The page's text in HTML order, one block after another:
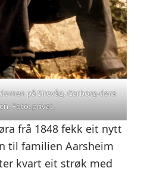
på Sirevåg. Garborg-døra
Foto: privat.
frå 1848 fekk eit nytt
til familien Aarsheim
kvart eit strøk med